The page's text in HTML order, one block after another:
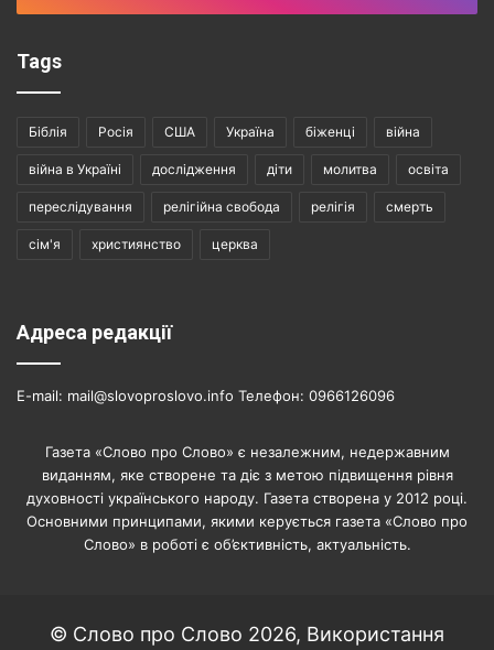
Tags
Біблія Росія США Україна біженці війна
війна в Україні дослідження діти молитва освіта
переслідування релігійна свобода релігія смерть
сім'я християнство церква
Адреса редакції
E-mail: mail@slovoproslovo.info Телефон: 0966126096
Газета «Слово про Слово» є незалежним, недержавним
виданням, яке створене та діє з метою підвищення рівня
духовності українського народу. Газета створена у 2012 році.
Основними принципами, якими керується газета «Слово про
Слово» в роботі є об’єктивність, актуальність.
© Слово про Слово 2026, Використання